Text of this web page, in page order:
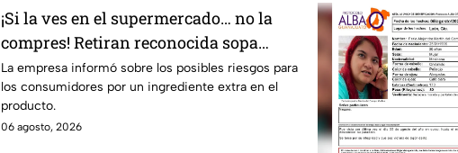
¡Si la ves en el supermercado… no la
compres! Retiran reconocida sopa
instantánea por riesgo en uno de sus
ingredientes
La empresa informó sobre los posibles riesgos para
los consumidores por un ingrediente extra en el
producto.
06 agosto, 2026